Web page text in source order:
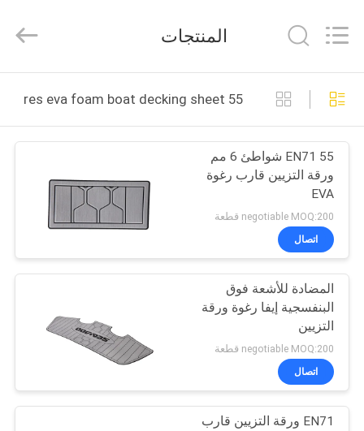
بيت
منتجات
أشرطة
فيديو
معلومات
جولة
في
المعمل
Copyright
2025
WeFoam
trading
All
Reserved.
Developed
المنتجات
55 shores eva foam boat decking sheet التصنيع عبر الإنترنت
EN71 55 شواطئ 6 مم
ورقة التزيين قارب رغوة
EVA
negotiable MOQ:200 قطعة
اتصال
المضادة للأشعة فوق
البنفسجية إيفا رغوة ورقة
التزيين
negotiable MOQ:200 قطعة
اتصال
EN71 ورقة التزيين قارب